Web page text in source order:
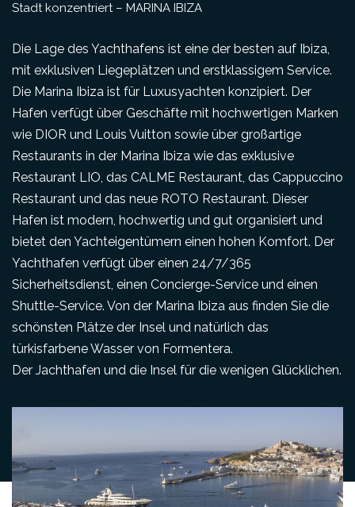
Stadt konzentriert – MARINA IBIZA
Die Lage des Yachthafens ist eine der besten auf Ibiza,
mit exklusiven Liegeplätzen und erstklassigem Service.
Die Marina Ibiza ist für Luxusyachten konzipiert. Der
Hafen verfügt über Geschäfte mit hochwertigen Marken
wie DIOR und Louis Vuitton sowie über großartige
Restaurants in der Marina Ibiza wie das exklusive
Restaurant LIO, das CALME Restaurant, das Cappuccino
Restaurant und das neue ROTO Restaurant. Dieser
Hafen ist modern, hochwertig und gut organisiert und
bietet den Yachteigentümern einen hohen Komfort. Der
Yachthafen verfügt über einen 24/7/365
Sicherheitsdienst, einen Concierge-Service und einen
Shuttle-Service. Von der Marina Ibiza aus finden Sie die
schönsten Plätze der Insel und natürlich das
türkisfarbene Wasser von Formentera.
Der Jachthafen und die Insel für die wenigen Glücklichen.